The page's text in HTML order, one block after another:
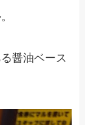
醤油ベース